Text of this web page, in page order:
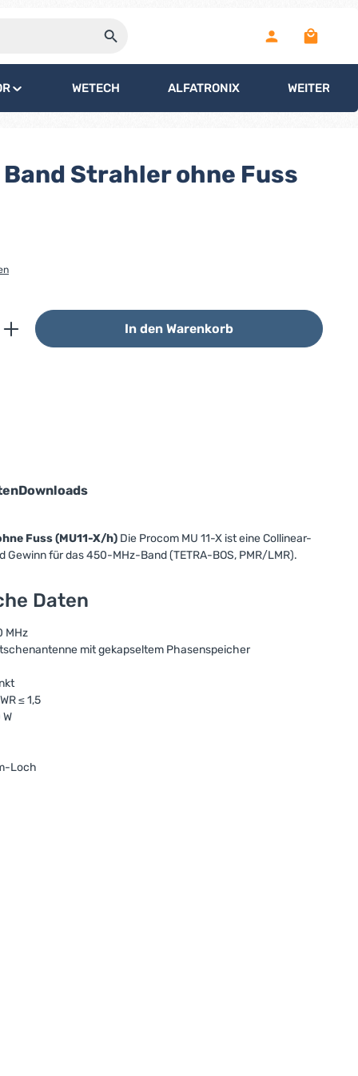
WETECH ALFATRONIX WEITERE
Strahler ohne Fuss
den gewünschten Wert ein oder
In den Warenkorb
Downloads
Fuss (MU11-X/h) Die Procom MU 11-X ist eine Collinear-
Gewinn für das 450-MHz-Band (TETRA-BOS, PMR/LMR).
Daten
MHz
mit gekapseltem Phasenspeicher
≤ 1,5
Loch